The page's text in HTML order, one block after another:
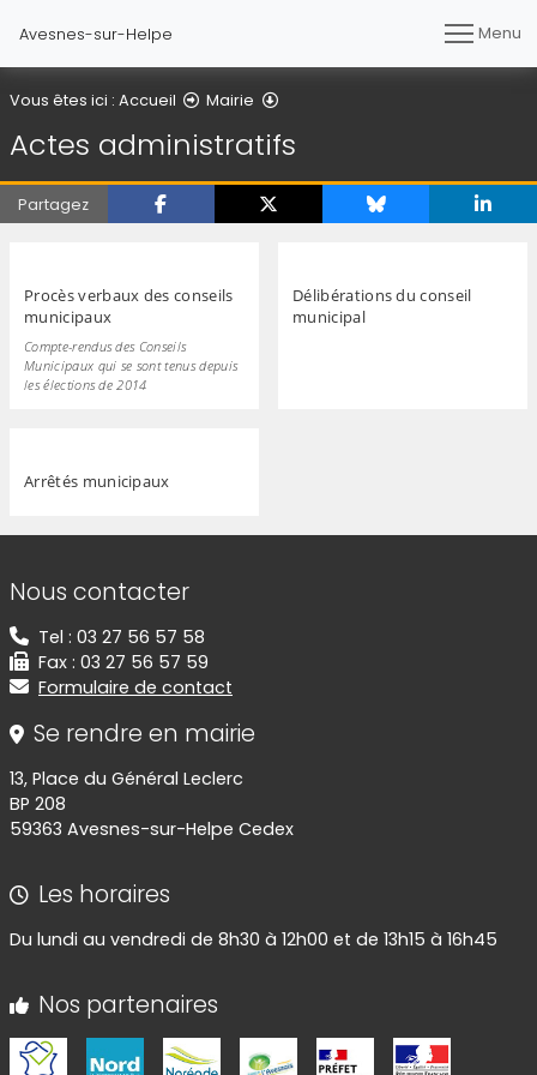
Avesnes-sur-Helpe Menu
Vous êtes ici : Accueil Mairie
Actes administratifs
Partagez
Procès verbaux des conseils
municipaux
Compte-rendus des Conseils
Municipaux qui se sont tenus depuis
les élections de 2014
Délibérations du conseil
municipal
Arrêtés municipaux
Informations de contact
Nous contacter
Tel : 03 27 56 57 58
Fax : 03 27 56 57 59
Formulaire de contact
Se rendre en mairie
13, Place du Général Leclerc
BP 208
59363 Avesnes-sur-Helpe Cedex
Les horaires
Du lundi au vendredi de 8h30 à 12h00 et de 13h15 à 16h45
Nos partenaires